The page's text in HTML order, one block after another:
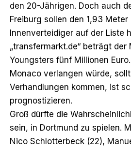
den 20-Jährigen. Doch auch
Freiburg sollen den 1,93 Meter
Innenverteidiger auf der Liste
„transfermarkt.de“ beträgt der
Youngsters fünf Millionen
Monaco verlangen würde,
Verhandlungen kommen, ist
prognostizieren.
Groß dürfte die
sein, in Dortmund zu spielen.
Nico Schlotterbeck (22),